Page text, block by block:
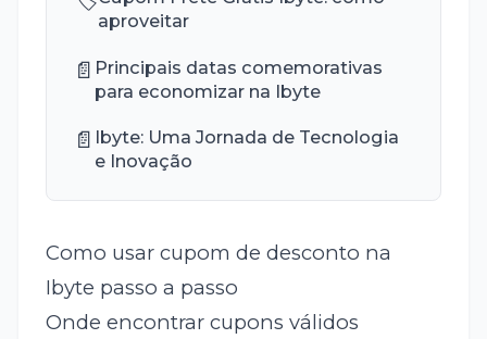
aproveitar
📄 Principais datas comemorativas
para economizar na Ibyte
📄 Ibyte: Uma Jornada de Tecnologia
e Inovação
Como usar cupom de desconto na
Ibyte passo a passo
Onde encontrar cupons válidos